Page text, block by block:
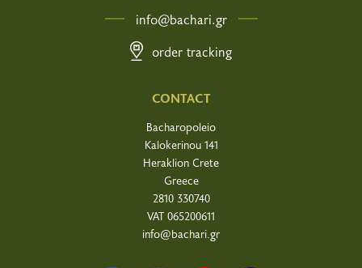
CONTACT
Bacharopoleio
Kalokerinou 141
Heraklion Crete
Greece
2810 330740
VAT 065200611
info@bachari.gr
info@bachari.gr
order tracking